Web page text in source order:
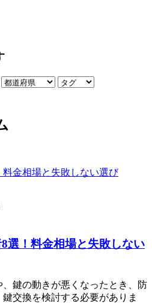
選！料金相場と失敗しない
鍵の動きが悪くなったとき、防
交換を検討する必要がありま